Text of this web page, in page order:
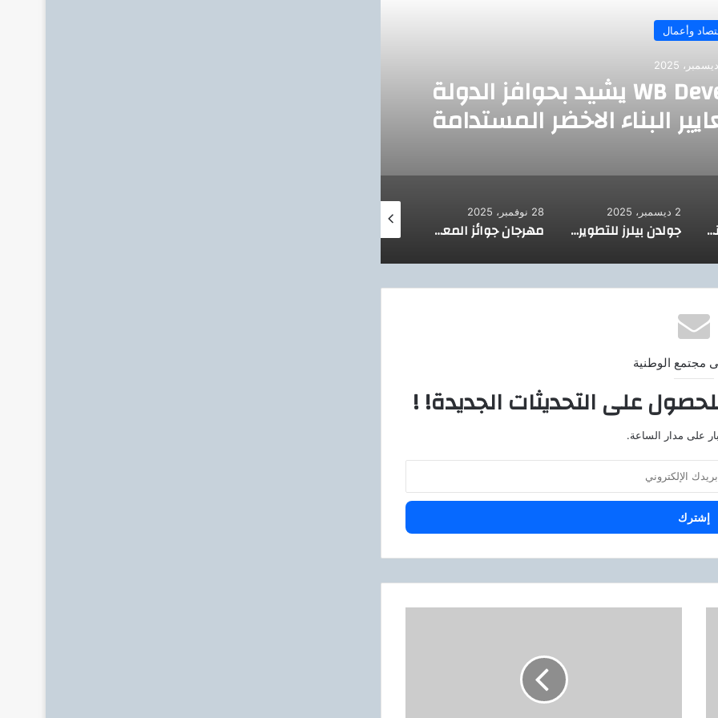
وأعمال
بالسوق العقاري بأول
وتخطط لمحفظة
في 2026
جولدن بيلرز للتطوير العقاري تطرح مشروع “سوار” أحدث مشروعاتها ضمن خطة استثمارية تصل ل 15 مليار جنيه
28 نوفمبر، 2025
مهرجان جوائز المعماريين العرب يختتم فعالياته بحفل توزيع الجوائز للمشروعات الفائزة
27 نوفمبر، 2025
هاني متولي: الدولة تنظر إلى العقار باعتباره صناعة استراتيجية تقطر ورائها أكثر من ١٠٠ من الصناعات الاستراتيجية
مجتمع الوطنية
على التحديثات الجديدة! !
على مدار الساعة.